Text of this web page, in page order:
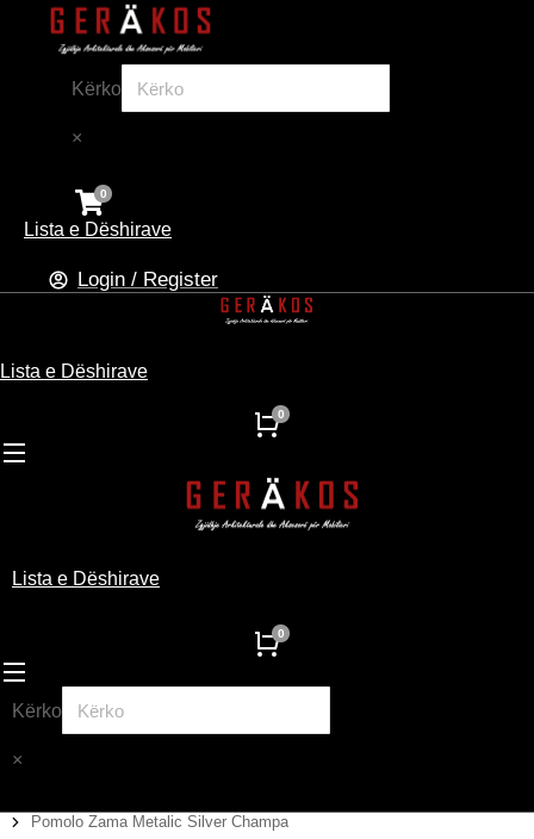
Kërko
×
Lista e Dëshirave
Login / Register
Lista e Dëshirave
Lista e Dëshirave
Kërko
×
You are here:
Pomolo Zama Metalic Silver Champa